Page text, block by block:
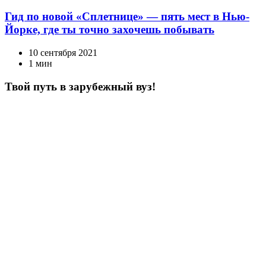
Гид по новой «Сплетнице» — пять мест в Нью-
Йорке, где ты точно захочешь побывать
10 сентября 2021
1 мин
Твой путь в зарубежный вуз!